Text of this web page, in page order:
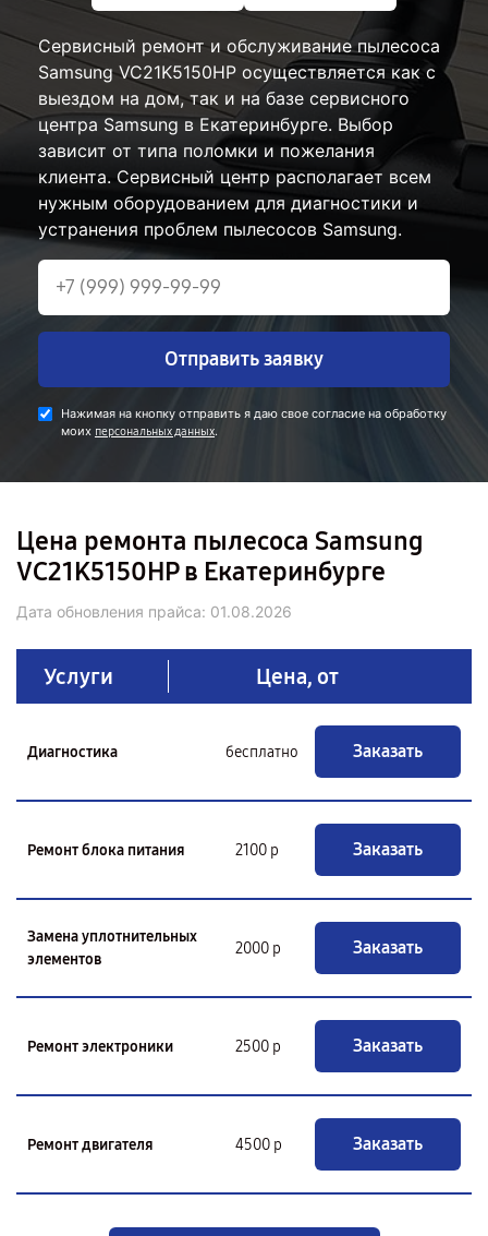
Сервисный ремонт и обслуживание пылесоса
Samsung VC21K5150HP осуществляется как с
выездом на дом, так и на базе сервисного
центра Samsung в Екатеринбурге. Выбор
зависит от типа поломки и пожелания
клиента. Сервисный центр располагает всем
нужным оборудованием для диагностики и
устранения проблем пылесосов Samsung.
Отправить заявку
Нажимая на кнопку отправить я даю свое согласие на обработку
моих персональных данных.
Цена ремонта пылесоса Samsung
VC21K5150HP в Екатеринбурге
Дата обновления прайса: 01.08.2026
Услуги Цена, от
Диагностика бесплатно Заказать
Ремонт блока питания 2100 р Заказать
Замена уплотнительных
элементов
2000 р Заказать
Ремонт электроники 2500 р Заказать
Ремонт двигателя 4500 р Заказать